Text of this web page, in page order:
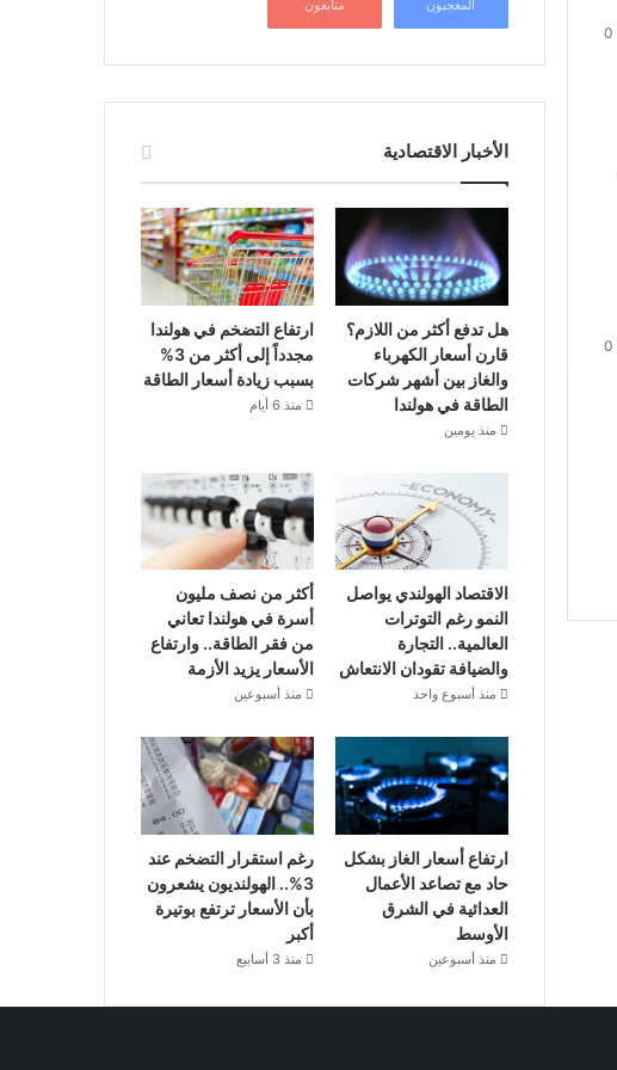
0
0
المعجبون متابعون
الأخبار الاقتصادية
هل تدفع أكثر من اللازم؟
قارن أسعار الكهرباء
والغاز بين أشهر شركات
الطاقة في هولندا
منذ يومين
ارتفاع التضخم في هولندا
مجدداً إلى أكثر من 3%
بسبب زيادة أسعار الطاقة
منذ 6 أيام
الاقتصاد الهولندي يواصل
النمو رغم التوترات
العالمية.. التجارة
والضيافة تقودان الانتعاش
منذ أسبوع واحد
أكثر من نصف مليون
أسرة في هولندا تعاني
من فقر الطاقة.. وارتفاع
الأسعار يزيد الأزمة
منذ أسبوعين
ارتفاع أسعار الغاز بشكل
حاد مع تصاعد الأعمال
العدائية في الشرق
الأوسط
منذ أسبوعين
رغم استقرار التضخم عند
3%.. الهولنديون يشعرون
بأن الأسعار ترتفع بوتيرة
أكبر
منذ 3 أسابيع